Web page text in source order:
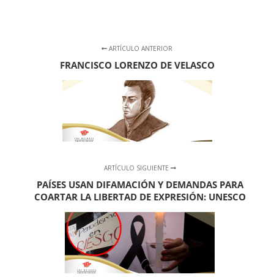
ARTÍCULO ANTERIOR
FRANCISCO LORENZO DE VELASCO
ARTÍCULO SIGUIENTE
PAÍSES USAN DIFAMACIÓN Y DEMANDAS PARA
COARTAR LA LIBERTAD DE EXPRESIÓN: UNESCO